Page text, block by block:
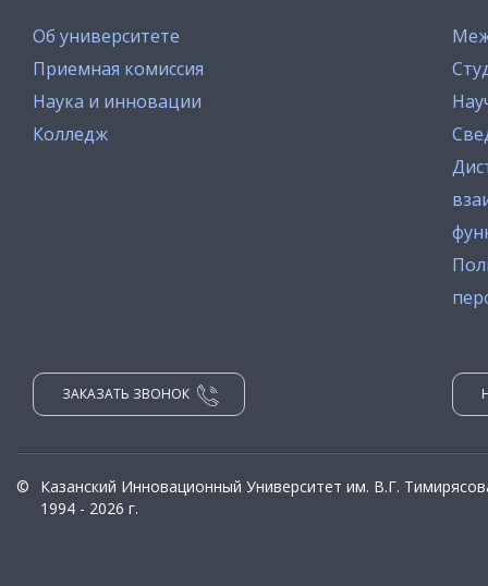
Об университете
Приемная комиссия
Наука и инновации
Колледж
ЗАКАЗАТЬ ЗВОНОК
©
Казанский Инновационный Университет им. В.Г.
1994 - 2026 г.